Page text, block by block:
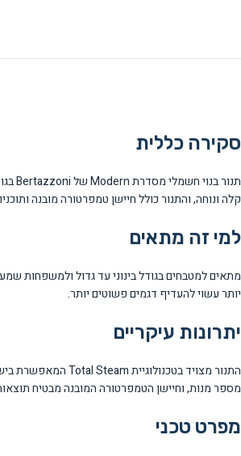
סקירה כללית
קלה ונוחה, והתנור כולל חיישן טמפרטורה מובנה
למי זה מתאים
מתאים למטבחים בגודל בינוני עד גדול ולמשפחות
יותר עשוי להעדיף דגמים פשוטים יותר.
יתרונות עיקריים
מספר מנות, וחיישן הטמפרטורה המובנה מבטיח תוצאות מושלמות. דלת עם 4 שכבות זכוכית
מפרט טכני